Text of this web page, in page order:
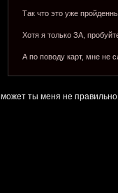
Так что это уже
Хотя я только ЗА,
А по поводу карт, мне не
может ты меня не правильно